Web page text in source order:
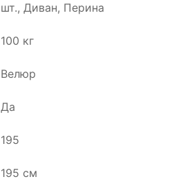
шт., Диван, Перина
100 кг
Велюр
Да
195
195 см